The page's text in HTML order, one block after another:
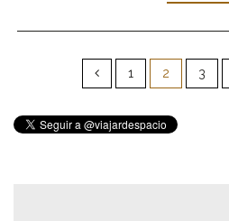
Paginación
entradas
1 2 3